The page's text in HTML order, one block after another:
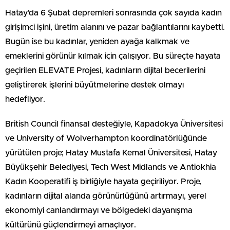
Hatay’da 6 Şubat depremleri sonrasında çok sayıda kadın
girişimci işini, üretim alanını ve pazar bağlantılarını kaybetti.
Bugün ise bu kadınlar, yeniden ayağa kalkmak ve
emeklerini görünür kılmak için çalışıyor. Bu süreçte hayata
geçirilen ELEVATE Projesi, kadınların dijital becerilerini
geliştirerek işlerini büyütmelerine destek olmayı
hedefliyor.
British Council finansal desteğiyle, Kapadokya Üniversitesi
ve University of Wolverhampton koordinatörlüğünde
yürütülen proje; Hatay Mustafa Kemal Üniversitesi, Hatay
Büyükşehir Belediyesi, Tech West Midlands ve Antiokhia
Kadın Kooperatifi iş birliğiyle hayata geçiriliyor. Proje,
kadınların dijital alanda görünürlüğünü artırmayı, yerel
ekonomiyi canlandırmayı ve bölgedeki dayanışma
kültürünü güçlendirmeyi amaçlıyor.